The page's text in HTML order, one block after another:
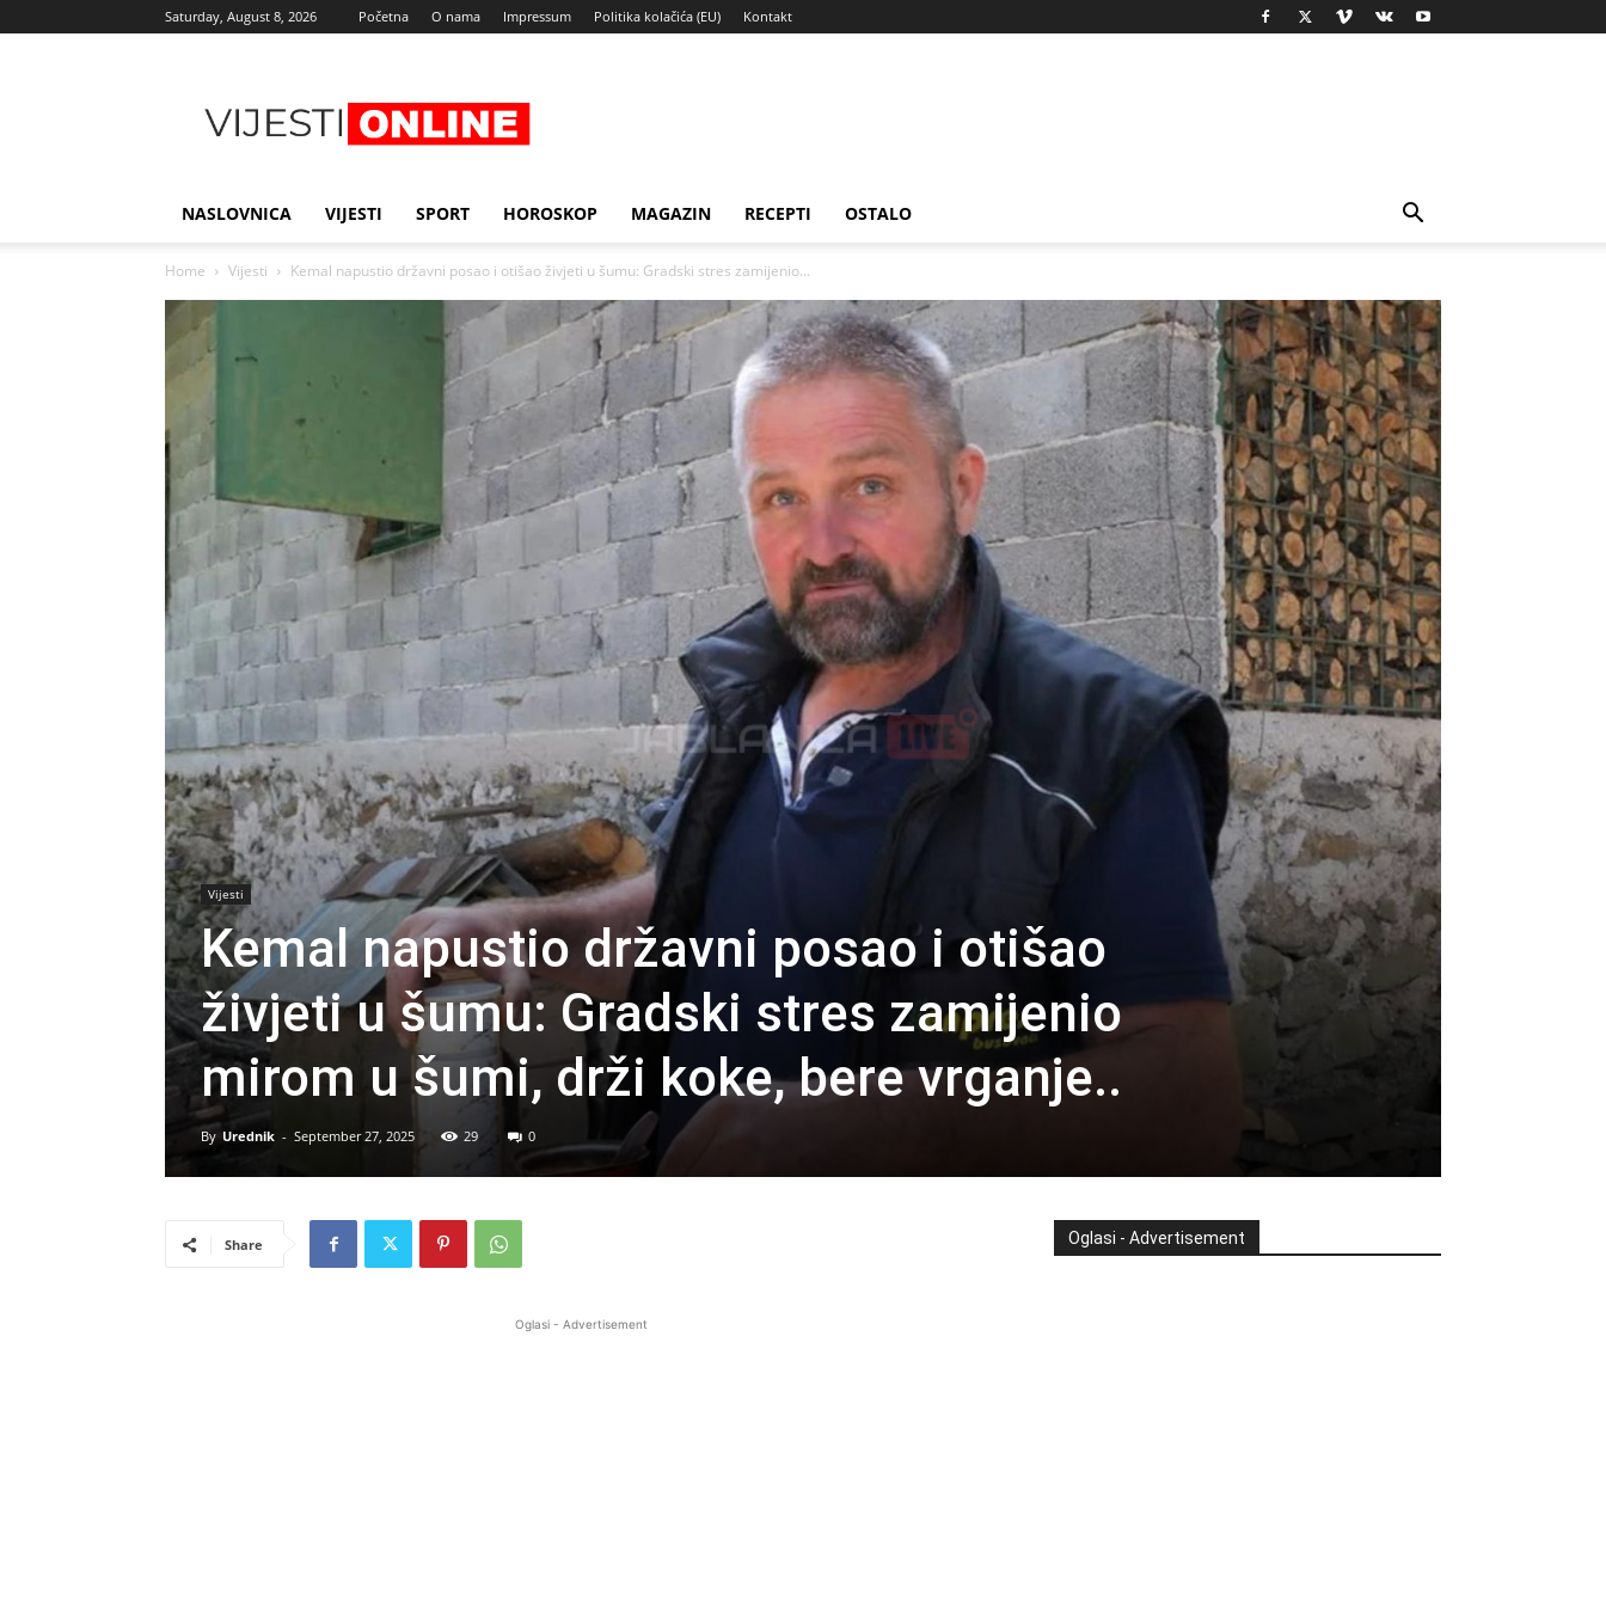
Saturday, August 8, 2026 Početna O nama Impressum Politika kolačića (EU) Kontakt
vijesti
NASLOVNICA VIJESTI SPORT HOROSKOP MAGAZIN RECEPTI OSTALO
Home Vijesti Kemal napustio državni posao i otišao živjeti u šumu: Gradski stres zamijenio...
Vijesti
Kemal napustio državni posao i otišao
živjeti u šumu: Gradski stres zamijenio
mirom u šumi, drži koke, bere vrganje..
By Urednik - September 27, 2025 29 0
Share
Oglasi - Advertisement
Oglasi - Advertisement